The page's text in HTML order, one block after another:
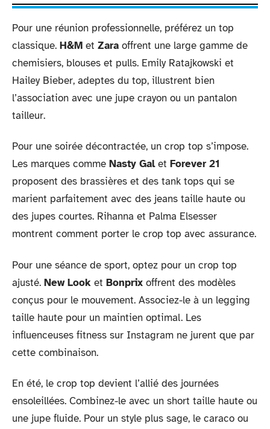
Pour une réunion professionnelle, préférez un top
classique. H&M et Zara offrent une large gamme de
chemisiers, blouses et pulls. Emily Ratajkowski et
Hailey Bieber, adeptes du top, illustrent bien
l’association avec une jupe crayon ou un pantalon
tailleur.
Pour une soirée décontractée, un crop top s’impose.
Les marques comme Nasty Galet Forever 21
proposent des brassières et des tank tops qui se
marient parfaitement avec des jeans taille haute ou
des jupes courtes. Rihanna et Palma Elsesser
montrent comment porter le crop top avec assurance.
Pour une séance de sport, optez pour un crop top
ajusté. New Look et Bonprix offrent des modèles
conçus pour le mouvement. Associez-le à un legging
taille haute pour un maintien optimal. Les
influenceuses fitness sur Instagram ne jurent que par
cette combinaison.
En été, le crop top devient l’allié des journées
ensoleillées. Combinez-le avec un short taille haute ou
une jupe fluide. Pour un style plus sage, le caraco ou